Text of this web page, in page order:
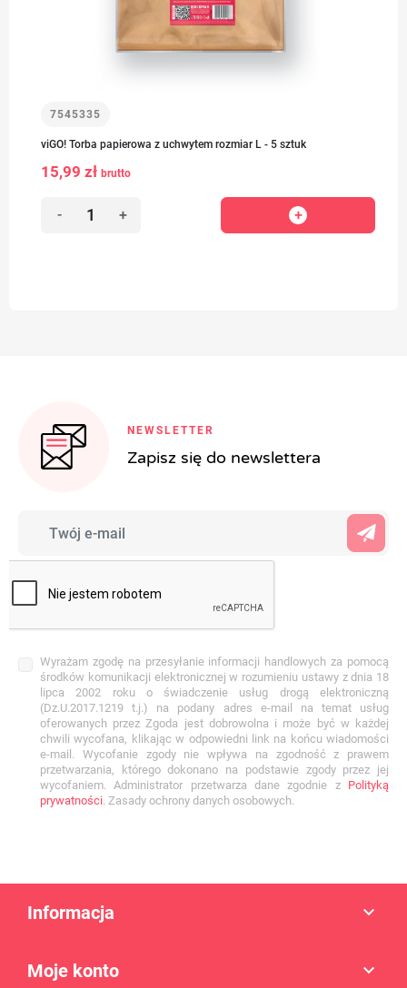
7545335
viGO! Torba papierowa z uchwytem rozmiar L - 5 sztuk
15,99 zł brutto
- +
NEWSLETTER
Zapisz się do newslettera
Wyrażam zgodę na przesyłanie informacji handlowych za pomocą
środków komunikacji elektronicznej w rozumieniu ustawy z dnia 18
lipca 2002 roku o świadczenie usług drogą elektroniczną
(Dz.U.2017.1219 t.j.) na podany adres e-mail na temat usług
oferowanych przez Zgoda jest dobrowolna i może być w każdej
chwili wycofana, klikając w odpowiedni link na końcu wiadomości
e-mail. Wycofanie zgody nie wpływa na zgodność z prawem
przetwarzania, którego dokonano na podstawie zgody przez jej
wycofaniem. Administrator przetwarza dane zgodnie z Polityką
prywatności. Zasady ochrony danych osobowych.
Informacja 
Moje konto 